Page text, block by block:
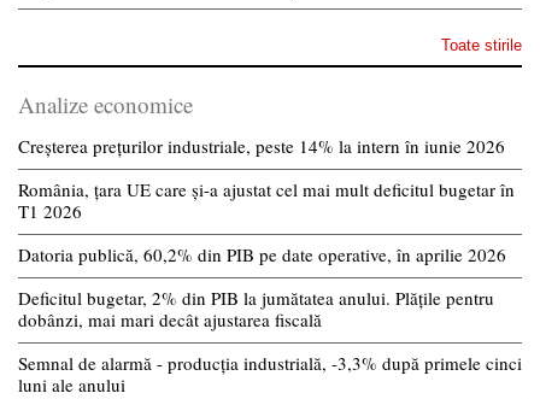
Toate stirile
Analize economice
Creșterea prețurilor industriale, peste 14% la intern în iunie 2026
România, țara UE care și-a ajustat cel mai mult deficitul bugetar în
T1 2026
Datoria publică, 60,2% din PIB pe date operative, în aprilie 2026
Deficitul bugetar, 2% din PIB la jumătatea anului. Plățile pentru
dobânzi, mai mari decât ajustarea fiscală
Semnal de alarmă - producția industrială, -3,3% după primele cinci
luni ale anului